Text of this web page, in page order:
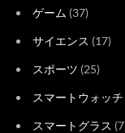
ゲーム (37)
サイエンス (17)
スポーツ (25)
スマートウォッチ
スマートグラス